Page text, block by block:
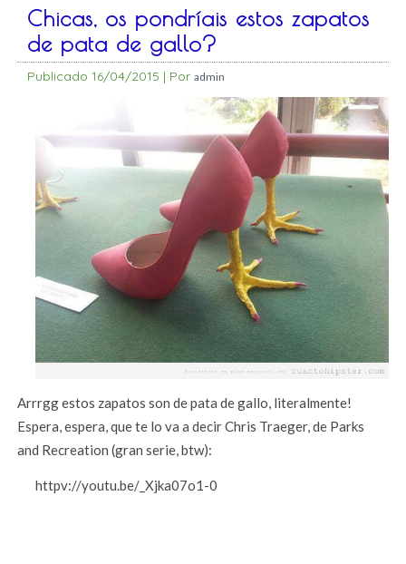
Chicas, os pondríais estos zapatos
de pata de gallo?
Publicado 16/04/2015 | Por admin
Arrrgg estos zapatos son de pata de gallo, literalmente!
Espera, espera, que te lo va a decir Chris Traeger, de Parks
and Recreation (gran serie, btw):
httpv://youtu.be/_Xjka07o1-0